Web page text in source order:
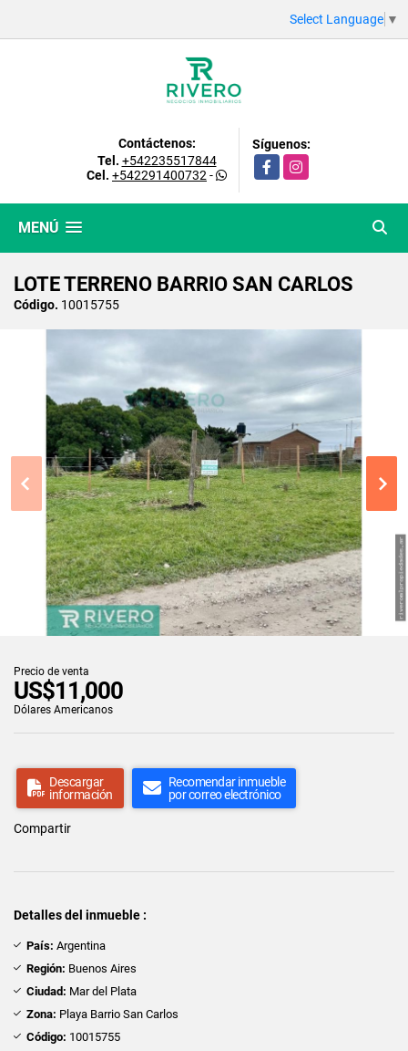
Select Language ▼
Contáctenos:
Tel. +542235517844
Cel. +542291400732 -
Síguenos:
FacebookInstagram
MENÚ
LOTE TERRENO BARRIO SAN CARLOS
Código. 10015755
Precio de venta
US$11,000
Dólares Americanos
Descargar
información
Recomendar inmueble
por correo electrónico
Compartir
Detalles del inmueble :
País: Argentina
Región: Buenos Aires
Ciudad: Mar del Plata
Zona: Playa Barrio San Carlos
Código: 10015755